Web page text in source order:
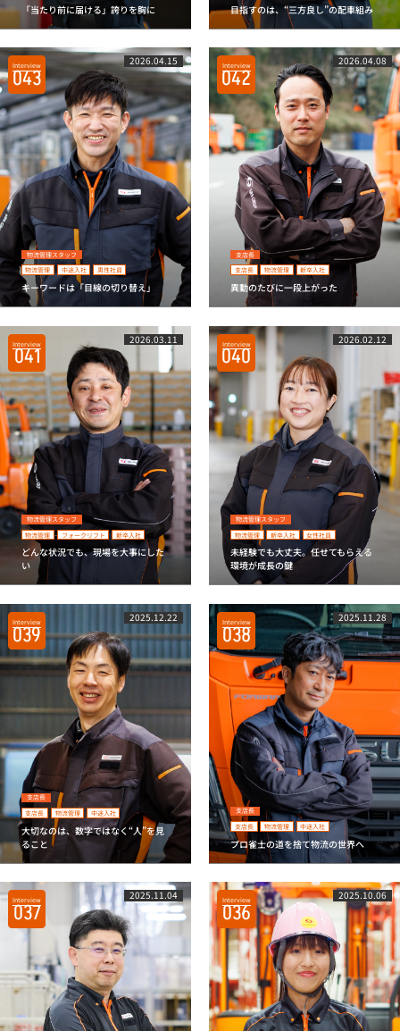
「当たり前に届ける」誇りを胸に 目指すのは、“三方良し”の配車組み
2026.04.15
Interview
043
物流管理スタッフ
物流管理
中途入社 男性社員
キーワードは「目線の切り替え」
2026.04.08
Interview
042
支店長
支店長
物流管理 新卒入社
異動のたびに一段上がった
2026.03.11
Interview
041
物流管理スタッフ
物流管理
フォークリフト 新卒入社
どんな状況でも、現場を大事にした
い
2026.02.12
Interview
040
物流管理スタッフ
物流管理
新卒入社 女性社員
未経験でも大丈夫。任せてもらえる
環境が成長の鍵
2025.12.22
Interview
039
支店長
支店長
物流管理 中途入社
大切なのは、数字ではなく“人”を見
ること
2025.11.28
Interview
038
支店長
支店長
物流管理 中途入社
プロ雀士の道を捨て物流の世界へ
2025.11.04
Interview
037
2025.10.06
Interview
036